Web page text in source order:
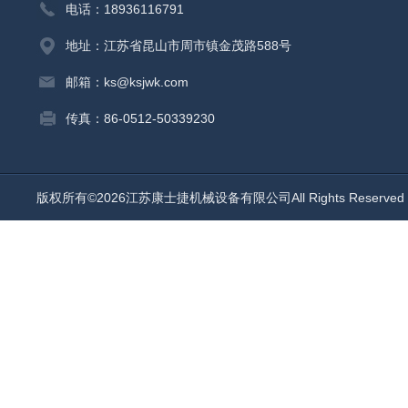
电话：18936116791
地址：江苏省昆山市周市镇金茂路588号
邮箱：ks@ksjwk.com
传真：86-0512-50339230
版权所有©2026江苏康士捷机械设备有限公司All Rights